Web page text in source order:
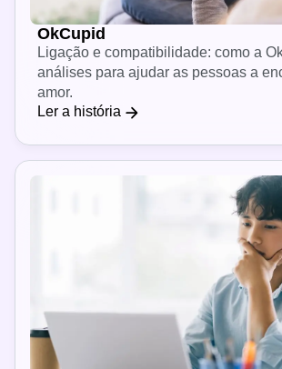
OkCupid
Ligação e compatibilidade: como a
análises para ajudar as pessoas a
amor.
Ler a história